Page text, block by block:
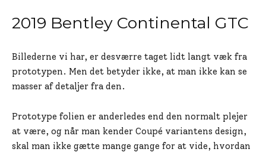
2019 Bentley Continental GTC
Billederne vi har, er desværre taget lidt langt væk fra
prototypen. Men det betyder ikke, at man ikke kan se
masser af detaljer fra den.
Prototype folien er anderledes end den normalt plejer
at være, og når man kender Coupé variantens design,
skal man ikke gætte mange gange for at vide, hvordan